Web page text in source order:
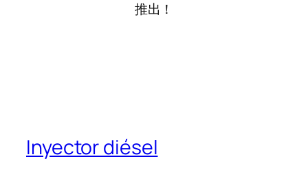
推出！
Inyector diésel